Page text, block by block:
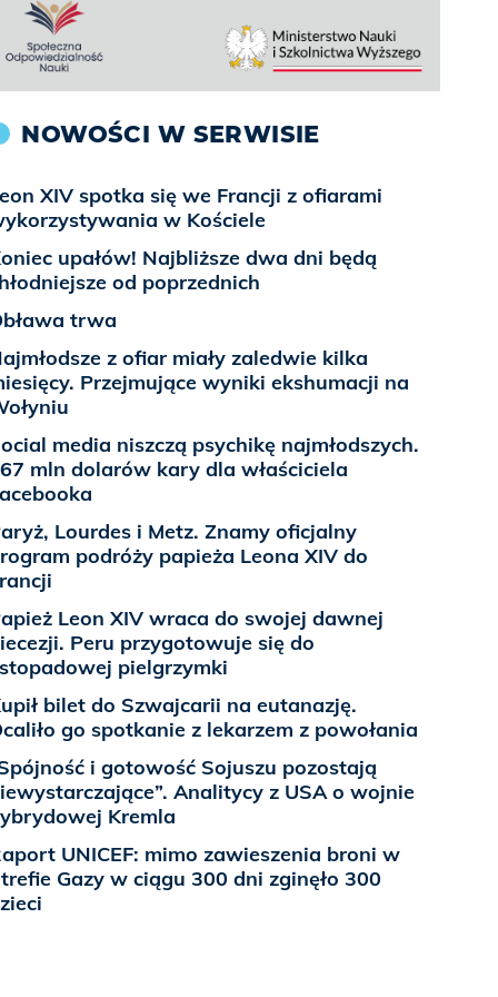
NOWOŚCI W SERWISIE
XIV spotka się we Francji z ofiarami
w Kościele
upałów! Najbliższe dwa dni będą
od poprzednich
trwa
z ofiar miały zaledwie kilka
Przejmujące wyniki ekshumacji na
media niszczą psychikę najmłodszych.
mln dolarów kary dla właściciela
Lourdes i Metz. Znamy oficjalny
podróży papieża Leona XIV do
Leon XIV wraca do swojej dawnej
Peru przygotowuje się do
pielgrzymki
bilet do Szwajcarii na eutanazję.
go spotkanie z lekarzem z powołania
i gotowość Sojuszu pozostają
Analitycy z USA o wojnie
Kremla
UNICEF: mimo zawieszenia broni w
Gazy w ciągu 300 dni zginęło 300